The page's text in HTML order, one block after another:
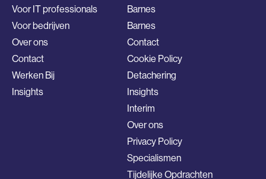
Voor IT professionals
Voor bedrijven
Over ons
Contact
Werken Bij
Insights
Barnes
Barnes
Contact
Cookie Policy
Detachering
Insights
Interim
Over ons
Privacy Policy
Specialismen
Tijdelijke Opdrachten